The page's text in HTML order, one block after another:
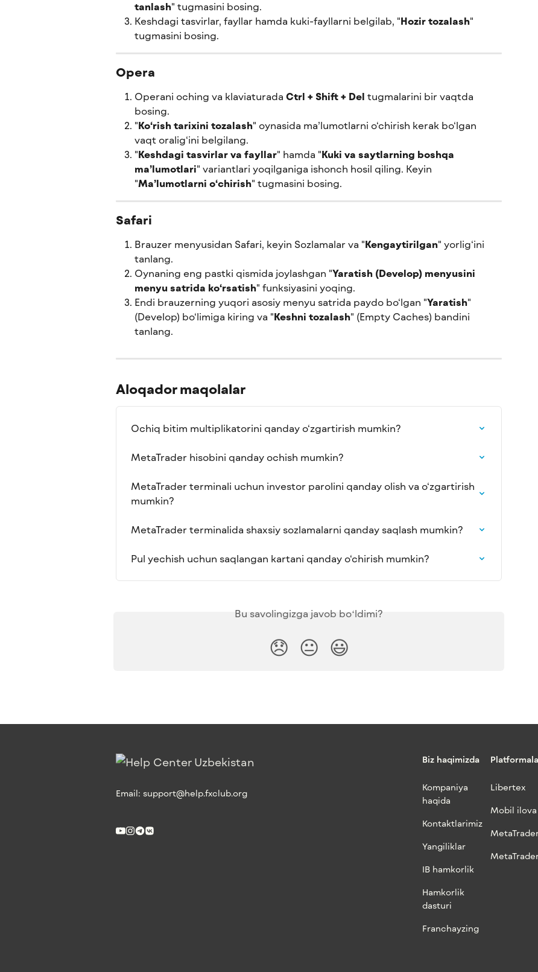
tanlash" tugmasini bosing.
Keshdagi tasvirlar, fayllar hamda kuki-fayllarni belgilab, "Hozir tozalash"
tugmasini bosing.
Opera
Operani oching va klaviaturada Ctrl + Shift + Del tugmalarini bir vaqtda
bosing.
"Ko‘rish tarixini tozalash" oynasida ma’lumotlarni o‘chirish kerak bo‘lgan
vaqt oralig‘ini belgilang.
"Keshdagi tasvirlar va fayllar" hamda "Kuki va saytlarning boshqa
ma’lumotlari" variantlari yoqilganiga ishonch hosil qiling. Keyin
"Ma’lumotlarni o‘chirish" tugmasini bosing.
Safari
Brauzer menyusidan Safari, keyin Sozlamalar va "Kengaytirilgan" yorlig‘ini
tanlang.
Oynaning eng pastki qismida joylashgan "Yaratish (Develop) menyusini
menyu satrida ko‘rsatish" funksiyasini yoqing.
Endi brauzerning yuqori asosiy menyu satrida paydo bo‘lgan "Yaratish"
(Develop) bo‘limiga kiring va "Keshni tozalash" (Empty Caches) bandini
tanlang.
Aloqador maqolalar
Ochiq bitim multiplikatorini qanday o‘zgartirish mumkin?
MetaTrader hisobini qanday ochish mumkin?
MetaTrader terminali uchun investor parolini qanday olish va o‘zgartirish
mumkin?
MetaTrader terminalida shaxsiy sozlamalarni qanday saqlash mumkin?
Pul yechish uchun saqlangan kartani qanday o‘chirish mumkin?
Bu savolingizga javob boʻldimi?
😞 😐 😃
Email: support@help.fxclub.org
Biz haqimizda
Kompaniya
haqida
Kontaktlarimiz
Yangiliklar
IB hamkorlik
Hamkorlik
dasturi
Franchayzing
Libertex
Mobil ilova